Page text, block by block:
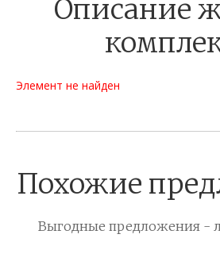
Описание
Элемент не найден
Похожие
Выгодные предложения -